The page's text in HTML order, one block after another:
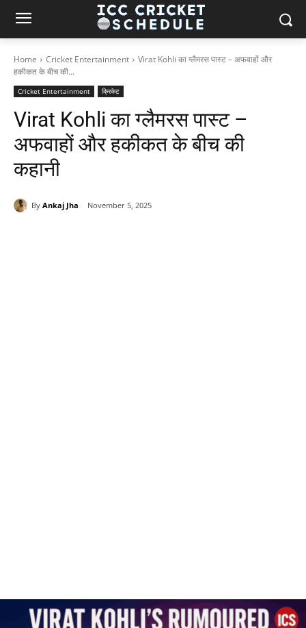
Home Cricket Entertainment
Virat Kohli का ग्लैमरस पास्ट – अफवाहों और
हकीकत के बीच की...
Cricket Entertainment क्रिकेट
Virat Kohli का ग्लैमरस पास्ट –
अफवाहों और हकीकत के बीच की
कहानी
By Ankaj Jha November 5, 2025